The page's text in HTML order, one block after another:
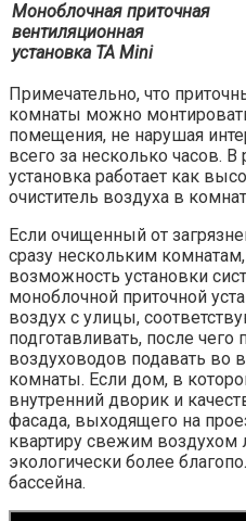
Моноблочная приточная
вентиляционная
установка TA Mini
Примечательно, что
комнаты можно
помещения, не нарушая
всего за несколько часов.
установка работает как
очиститель воздуха в
Если очищенный от
сразу нескольким
возможность установки
моноблочной приточной
воздух с улицы,
подготавливать, после чего
воздуховодов подавать
комнаты. Если дом, в
внутренний дворик и
фасада, выходящего на
квартиру свежим воздухом
экологически более
бассейна.